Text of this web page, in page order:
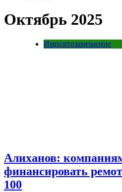
Октябрь 2025
Импортозамещение
Алиханов:
финансировать
100